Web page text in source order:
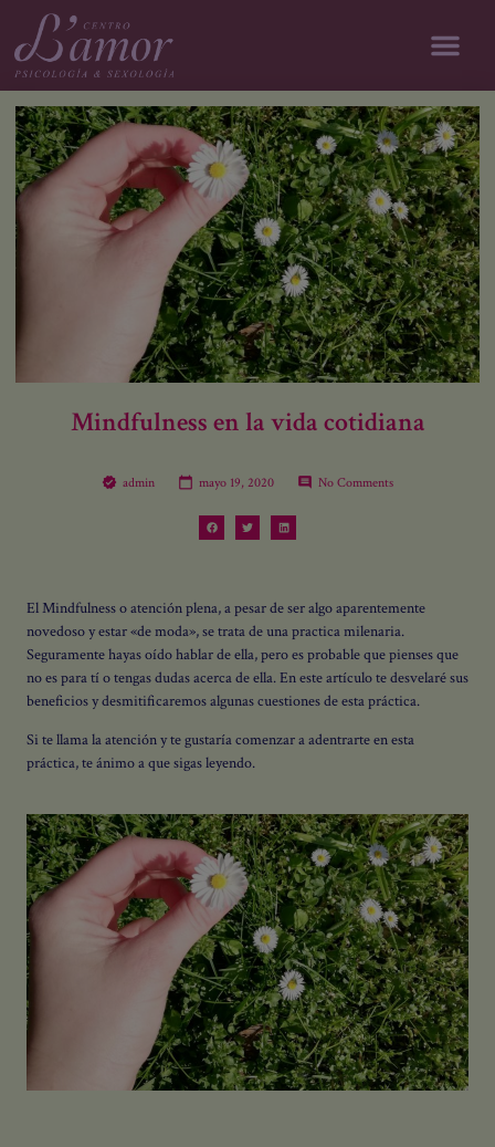
Mindfulness en la vida cotidiana
admin mayo 19, 2020 No Comments
El Mindfulness o atención plena, a pesar de ser algo aparentemente
novedoso y estar «de moda», se trata de una practica milenaria.
Seguramente hayas oído hablar de ella, pero es probable que pienses que
no es para tí o tengas dudas acerca de ella. En este artículo te desvelaré sus
beneficios y desmitificaremos algunas cuestiones de esta práctica.
Si te llama la atención y te gustaría comenzar a adentrarte en esta
práctica, te ánimo a que sigas leyendo.